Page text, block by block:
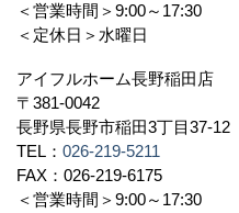
＜営業時間＞9:00～17:30
＜定休日＞水曜日
アイフルホーム長野稲田店
〒381-0042
長野県長野市稲田3丁目37-12
TEL： 026-219-5211
FAX：026-219-6175
＜営業時間＞9:00～17:30